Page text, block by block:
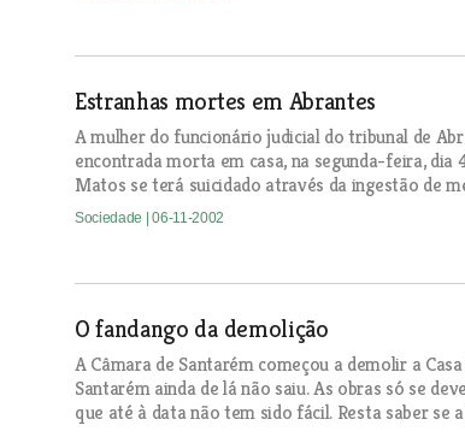
Estranhas mortes em Abrantes
A mulher do funcionário judicial do tribunal de
encontrada morta em casa, na segunda-feira,
Matos se terá suicidado através da ingestão de
Sociedade | 06-11-2002
O fandango da demolição
A Câmara de Santarém começou a demolir a
Santarém ainda de lá não saiu. As obras só se
que até à data não tem sido fácil. Resta saber se